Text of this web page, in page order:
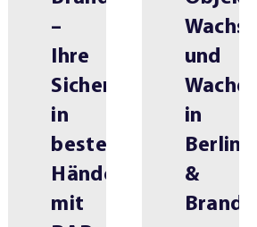
–
Ihre
Sicherheit
in
besten
Händen
mit
und
in
Berlin
&